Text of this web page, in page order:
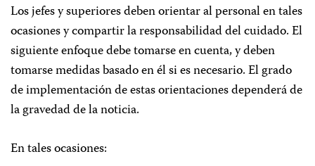
Los jefes y superiores deben orientar al personal en tales
ocasiones y compartir la responsabilidad del cuidado. El
siguiente enfoque debe tomarse en cuenta, y deben
tomarse medidas basado en él si es necesario. El grado
de implementación de estas orientaciones dependerá de
la gravedad de la noticia.
En tales ocasiones: